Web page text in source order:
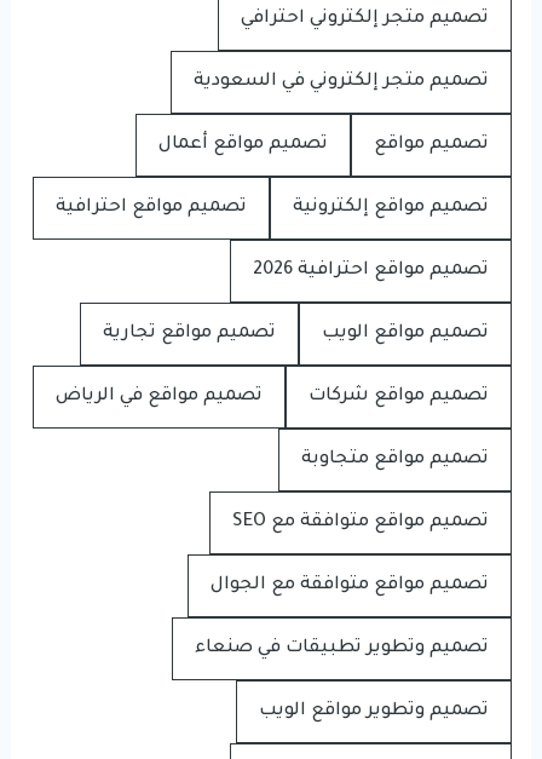
تصميم متجر إلكتروني احترافي
تصميم متجر إلكتروني في السعودية
تصميم مواقع تصميم مواقع أعمال
تصميم مواقع إلكترونية تصميم مواقع احترافية
تصميم مواقع احترافية 2026
تصميم مواقع الويب تصميم مواقع تجارية
تصميم مواقع شركات تصميم مواقع في الرياض
تصميم مواقع متجاوبة
تصميم مواقع متوافقة مع SEO
تصميم مواقع متوافقة مع الجوال
تصميم وتطوير تطبيقات في صنعاء
تصميم وتطوير مواقع الويب